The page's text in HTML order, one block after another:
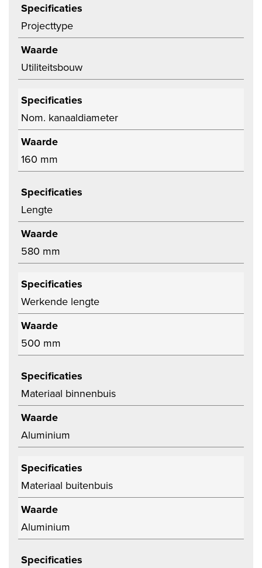
Specificaties
Projecttype
Waarde
Utiliteitsbouw
Specificaties
Nom. kanaaldiameter
Waarde
160 mm
Specificaties
Lengte
Waarde
580 mm
Specificaties
Werkende lengte
Waarde
500 mm
Specificaties
Materiaal binnenbuis
Waarde
Aluminium
Specificaties
Materiaal buitenbuis
Waarde
Aluminium
Specificaties